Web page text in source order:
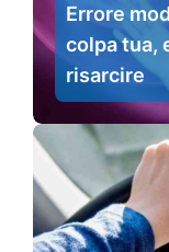
Errore
colpa tua,
risarcire